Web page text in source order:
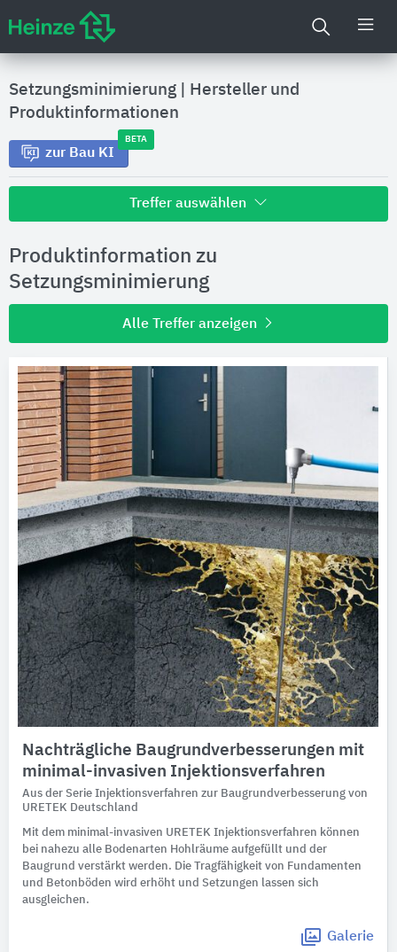
Setzungsminimierung
Hersteller und
Produktinformationen
zur Bau KI
BETA
Treffer auswählen
Hersteller
Produktinformationen
Produktdaten
Ausschreibungstexte
CAD-Details
Architekturobjekte
Expertenprofile
Produktinformation zu
Setzungsminimierung
Alle Treffer anzeigen
Nachträgliche Baugrundverbesserungen mit
minimal-invasiven Injektionsverfahren
Aus der Serie Injektionsverfahren zur Baugrundverbesserung von
URETEK Deutschland
Mit dem minimal-invasiven URETEK Injektionsverfahren können
bei nahezu alle Bodenarten Hohlräume aufgefüllt und der
Baugrund verstärkt werden. Die Tragfähigkeit von Fundamenten
und Betonböden wird erhöht und Setzungen lassen sich
ausgleichen.
Galerie